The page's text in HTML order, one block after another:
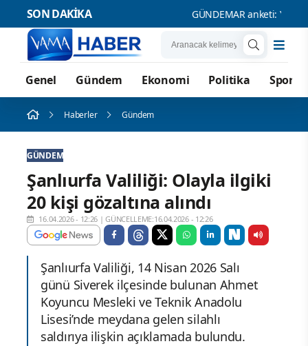
SON DAKİKA GÜNDEMAR anketi: Yeni
Genel Gündem Ekonomi Politika Spor
Haberler Gündem
GÜNDEM
Şanlıurfa Valiliği: Olayla ilgiki
20 kişi gözaltına alındı
16.04.2026 - 12:26 |GÜNCELLEME:16.04.2026 - 12:26
Şanlıurfa Valiliği, 14 Nisan 2026 Salı
günü Siverek ilçesinde bulunan Ahmet
Koyuncu Mesleki ve Teknik Anadolu
Lisesi’nde meydana gelen silahlı
saldırıya ilişkin açıklamada bulundu.